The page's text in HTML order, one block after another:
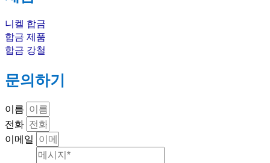
니켈 합금
합금 제품
합금 강철
문의하기
이름
전화
이메일